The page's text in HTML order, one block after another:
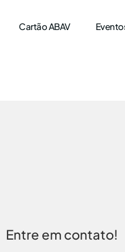
Cartão ABAV
Entre em contato!